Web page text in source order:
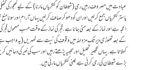
عبادت میں مصروف رہیں رمی (شیطان کو کنکریاں مارنا) کے لیے کھجور کی
الحجہ ہے اور نماز کے بعد منیٰ جانا ہے. فجر کی نماز کے وقت حسبِ معمول فجر کی
کے بعد تھوڑی دیر تک مزدلفہ میں وقوف کی نیت سے ٹھہریں (یہ واجب
کہلاتا ہے. یہاں تکبیر تحلیل اور تلبیہ پڑھتے رہیں اور سب کی خیر کی
بڑے شیطان کی رمی کرنی ہے یعنی کنکریاں مارنی ہیں.